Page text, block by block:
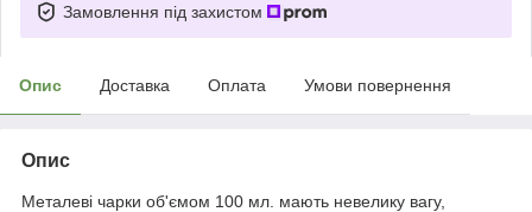
Замовлення під захистом
Опис Доставка Оплата Умови повернення
Опис
Металеві чарки об'ємом 100 мл. мають невелику вагу,